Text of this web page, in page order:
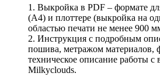
1. Выкройка в PDF – формате
(А4) и плоттере (выкройка на
областью печати не менее 900
2. Инструкция с подробным
пошива, метражом материалов,
техническое описание работы с
Milkyclouds.